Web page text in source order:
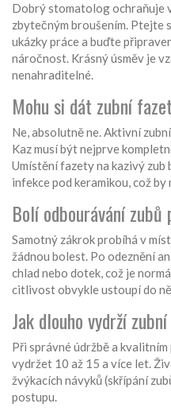
Dobrý stomatolog ochraňuje
zbytečným broušením. Ptejte
ukázky práce a buďte
náročnost. Krásný úsměv je
nenahraditelné.
Mohu si dát zubní
Ne, absolutně ne. Aktivní
Kaz musí být nejprve
Umístění fazety na kazivý
infekce pod keramikou, což
Bolí odbourávání
Samotný zákrok probíhá v
žádnou bolest. Po odeznění
chlad nebo dotek, což je
citlivost obvykle ustoupí do
Jak dlouho vydrží
Při správné údržbě a
vydržet 10 až 15 a více let.
žvýkacích návyků (skřípání
postupu.